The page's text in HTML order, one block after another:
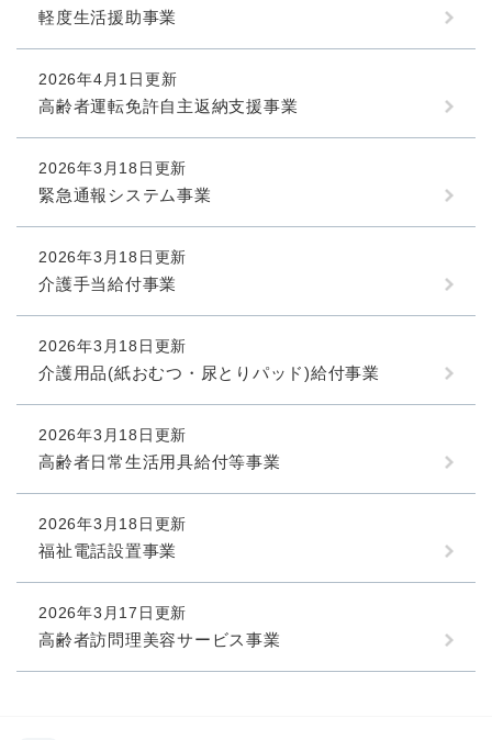
軽度生活援助事業
2026年4月1日更新
高齢者運転免許自主返納支援事業
2026年3月18日更新
緊急通報システム事業
2026年3月18日更新
介護手当給付事業
2026年3月18日更新
介護用品(紙おむつ・尿とりパッド)給付事業
2026年3月18日更新
高齢者日常生活用具給付等事業
2026年3月18日更新
福祉電話設置事業
2026年3月17日更新
高齢者訪問理美容サービス事業